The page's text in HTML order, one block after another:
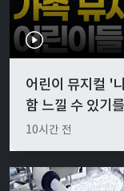
어린이 뮤지컬 '
함 느낄 수 있기
10시간 전